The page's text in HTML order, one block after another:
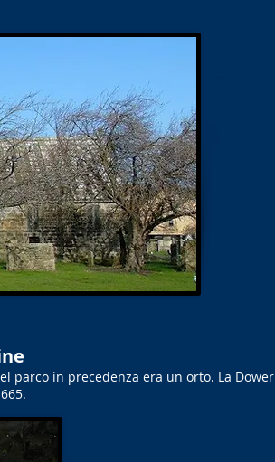
parco in precedenza era un orto. La Dower